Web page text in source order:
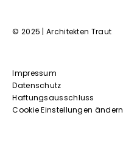
© 2025 | Architekten Traut
Impressum
Datenschutz
Haftungsausschluss
Cookie Einstellungen ändern